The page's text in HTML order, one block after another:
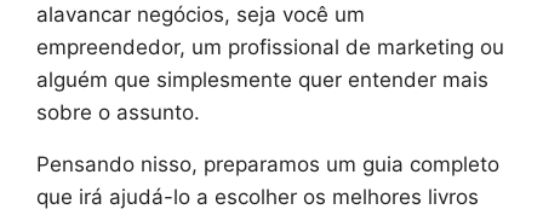
alavancar negócios, seja você um
empreendedor, um profissional de marketing ou
alguém que simplesmente quer entender mais
sobre o assunto.
Pensando nisso, preparamos um guia completo
que irá ajudá-lo a escolher os melhores livros